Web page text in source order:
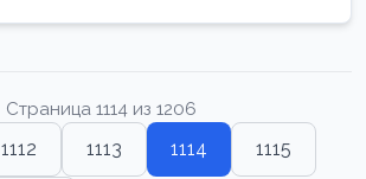
Страница 1114 из 1206
1112 1113 1114 1115